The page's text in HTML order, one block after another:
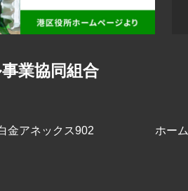
業協同組合
金アネックス902
ホーム